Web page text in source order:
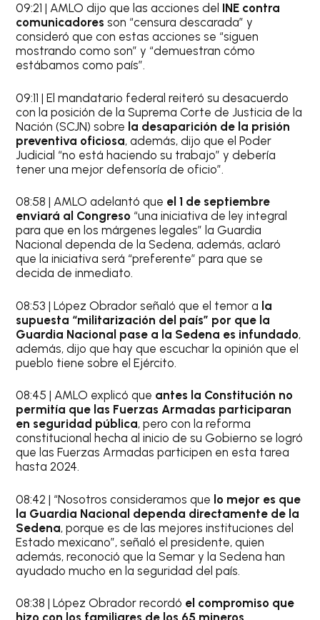
09:21 | AMLO dijo que las acciones del INE contra
comunicadores son “censura descarada” y
consideró que con estas acciones se “siguen
mostrando como son” y “demuestran cómo
estábamos como país”.
09:11 | El mandatario federal reiteró su desacuerdo
con la posición de la Suprema Corte de Justicia de la
Nación (SCJN) sobre la desaparición de la prisión
preventiva oficiosa, además, dijo que el Poder
Judicial “no está haciendo su trabajo” y debería
tener una mejor defensoría de oficio”.
08:58 | AMLO adelantó que el 1 de septiembre
enviará al Congreso “una iniciativa de ley integral
para que en los márgenes legales” la Guardia
Nacional dependa de la Sedena, además, aclaró
que la iniciativa será “preferente” para que se
decida de inmediato.
08:53 | López Obrador señaló que el temor a la
supuesta “militarización del país” por que la
Guardia Nacional pase a la Sedena es infundado,
además, dijo que hay que escuchar la opinión que el
pueblo tiene sobre el Ejército.
08:45 | AMLO explicó que antes la Constitución no
permitía que las Fuerzas Armadas participaran
en seguridad pública, pero con la reforma
constitucional hecha al inicio de su Gobierno se logró
que las Fuerzas Armadas participen en esta tarea
hasta 2024.
08:42 | “Nosotros consideramos que lo mejor es que
la Guardia Nacional dependa directamente de la
Sedena, porque es de las mejores instituciones del
Estado mexicano”, señaló el presidente, quien
además, reconoció que la Semar y la Sedena han
ayudado mucho en la seguridad del país.
08:38 | López Obrador recordó el compromiso que